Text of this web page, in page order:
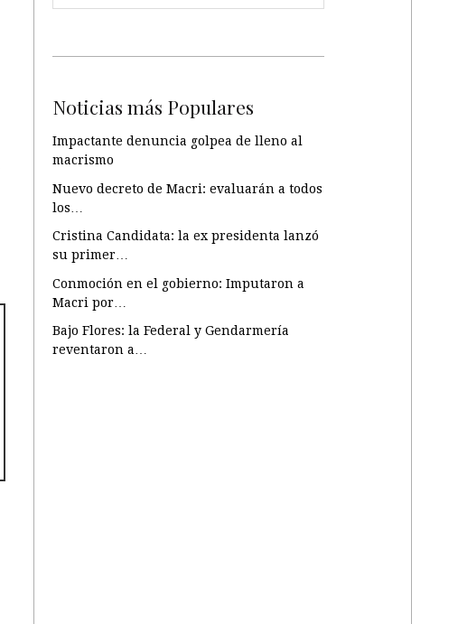
Noticias más Populares
Impactante denuncia golpea de lleno al
macrismo
Nuevo decreto de Macri: evaluarán a todos
los…
Cristina Candidata: la ex presidenta lanzó
su primer…
Conmoción en el gobierno: Imputaron a
Macri por…
Bajo Flores: la Federal y Gendarmería
reventaron a…